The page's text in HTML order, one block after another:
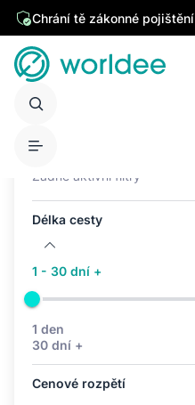
Chrání tě zákonné pojištění
Žádné aktivní filtry
Délka cesty
1 - 30 dní +
1 den
30 dní +
Cenové rozpětí